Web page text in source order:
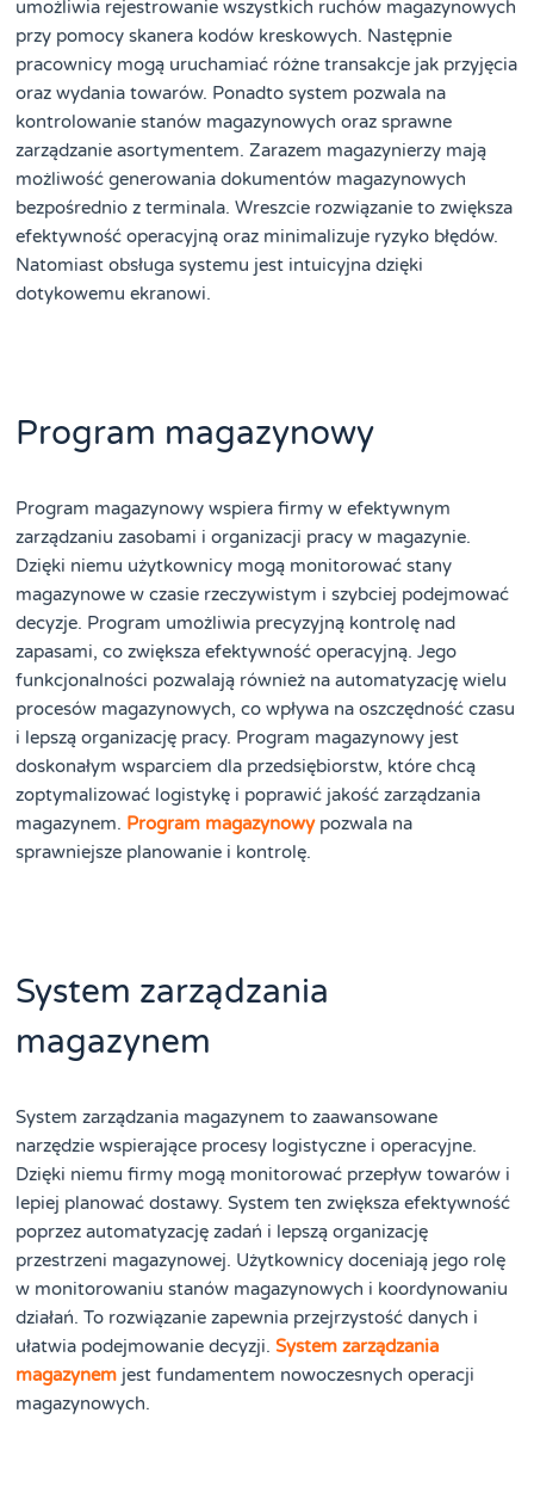
umożliwia rejestrowanie wszystkich ruchów magazynowych
przy pomocy skanera kodów kreskowych. Następnie
pracownicy mogą uruchamiać różne transakcje jak przyjęcia
oraz wydania towarów. Ponadto system pozwala na
kontrolowanie stanów magazynowych oraz sprawne
zarządzanie asortymentem. Zarazem magazynierzy mają
możliwość generowania dokumentów magazynowych
bezpośrednio z terminala. Wreszcie rozwiązanie to zwiększa
efektywność operacyjną oraz minimalizuje ryzyko błędów.
Natomiast obsługa systemu jest intuicyjna dzięki
dotykowemu ekranowi.
Program magazynowy
Program magazynowy wspiera firmy w efektywnym
zarządzaniu zasobami i organizacji pracy w magazynie.
Dzięki niemu użytkownicy mogą monitorować stany
magazynowe w czasie rzeczywistym i szybciej podejmować
decyzje. Program umożliwia precyzyjną kontrolę nad
zapasami, co zwiększa efektywność operacyjną. Jego
funkcjonalności pozwalają również na automatyzację wielu
procesów magazynowych, co wpływa na oszczędność czasu
i lepszą organizację pracy. Program magazynowy jest
doskonałym wsparciem dla przedsiębiorstw, które chcą
zoptymalizować logistykę i poprawić jakość zarządzania
magazynem. Program magazynowypozwala na
sprawniejsze planowanie i kontrolę.
System zarządzania
magazynem
System zarządzania magazynem to zaawansowane
narzędzie wspierające procesy logistyczne i operacyjne.
Dzięki niemu firmy mogą monitorować przepływ towarów i
lepiej planować dostawy. System ten zwiększa efektywność
poprzez automatyzację zadań i lepszą organizację
przestrzeni magazynowej. Użytkownicy doceniają jego rolę
w monitorowaniu stanów magazynowych i koordynowaniu
działań. To rozwiązanie zapewnia przejrzystość danych i
ułatwia podejmowanie decyzji.System zarządzania
magazynem jest fundamentem nowoczesnych operacji
magazynowych.